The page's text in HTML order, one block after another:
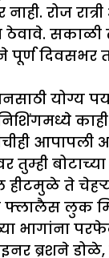
रोज
सकाळी
पूर्ण दिवसभर
योग्य
आपापली
तुम्ही
हीटमुळे ते
फ्लालैस लुक
भागांना
ब्रशने